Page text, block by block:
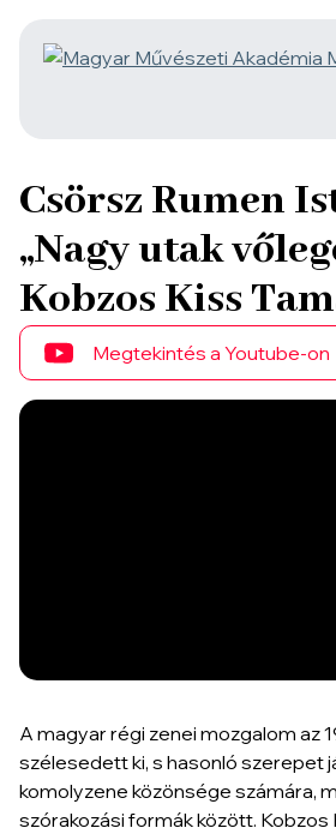
Csörsz Rumen
„Nagy utak
Kobzos Kiss
Megtekintés a Youtube-on
A magyar régi zenei mozgalom az
szélesedett ki, s hasonló szerepet
komolyzene közönsége számára,
szórakozási formák között. Kobzos